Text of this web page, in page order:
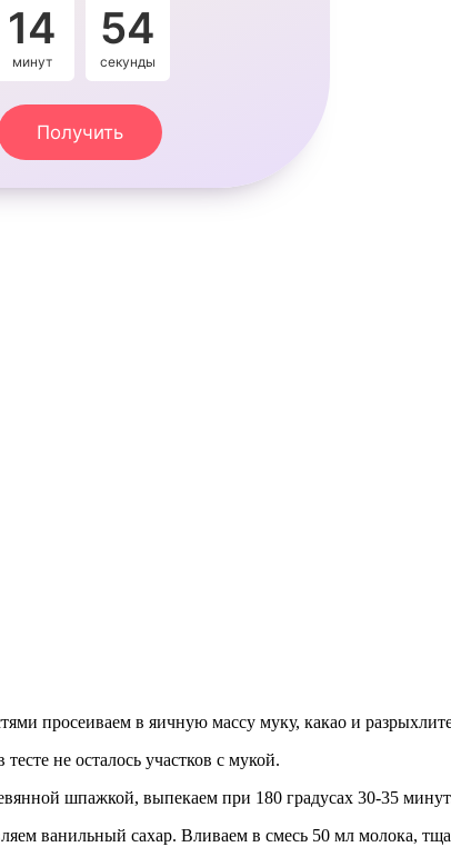
14
минут
53
секунды
Получить
просеиваем в яичную массу муку, какао и
не осталось участков с мукой.
шпажкой, выпекаем при 180 градусах 30-35
ванильный сахар. Вливаем в смесь 50 мл молока,